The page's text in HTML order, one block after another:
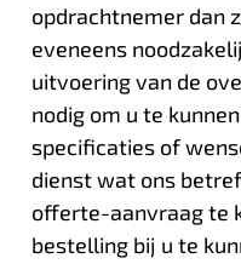
opdrachtnemer dan
eveneens
uitvoering van de
nodig om u te
specificaties of
dienst wat ons
offerte-aanvraag te
bestelling bij u te